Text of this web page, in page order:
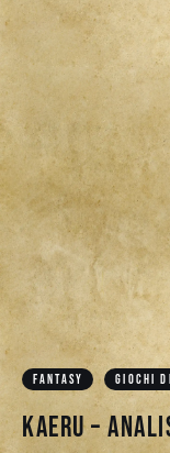
FANTASY GIOCHI
Kaeru –